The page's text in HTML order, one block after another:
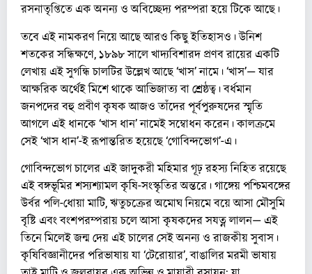
রসনাতৃপ্তিতে এক অনন্য ও অবিচ্ছেদ্য পরম্পরা হয়ে টিকে আছে।
তবে এই নামকরণ নিয়ে আছে আরও কিছু ইতিহাসও। উনিশ
শতকের সন্ধিক্ষণে, ১৮৯৮ সালে খাদ্যবিশারদ প্রণব রায়ের একটি
লেখায় এই সুগন্ধি চালটির উল্লেখ আছে ‘খাস’ নামে। ‘খাস’— যার
আক্ষরিক অর্থেই মিশে থাকে আভিজাত্য বা শ্রেষ্ঠত্ব। বর্ধমান
জনপদের বহু প্রবীণ কৃষক আজও তাঁদের পূর্বপুরুষদের স্মৃতি
আগলে এই ধানকে ‘খাস ধান’ নামেই সম্বোধন করেন। কালক্রমে
সেই ‘খাস ধান’-ই রূপান্তরিত হয়েছে ‘গোবিন্দভোগ’-এ।
গোবিন্দভোগ চালের এই জাদুকরী মহিমার গূঢ় রহস্য নিহিত রয়েছে
এই বঙ্গভূমির শস্যশ্যামল কৃষি-সংস্কৃতির অন্তরে। গাঙ্গেয় পশ্চিমবঙ্গের
উর্বর পলি-ধোয়া মাটি, ঋতুচক্রের অমোঘ নিয়মে বয়ে আসা মৌসুমি
বৃষ্টি এবং বংশপরম্পরায় চলে আসা কৃষকদের সযত্ন লালন— এই
তিনে মিলেই জন্ম দেয় এই চালের সেই অনন্য ও রাজকীয় সুবাস।
কৃষিবিজ্ঞানীদের পরিভাষায় যা ‘টেরোয়ার’, বাঙালির মরমী ভাষায়